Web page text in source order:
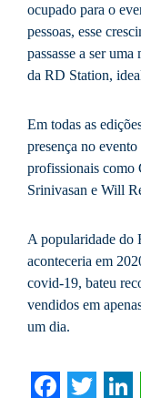
ocupado para o
pessoas, esse
passasse a ser
da RD Station,
Em todas as
presença no
profissionais como
Srinivasan e Will
A popularidade do
aconteceria em
covid-19, bateu
vendidos em
um dia.